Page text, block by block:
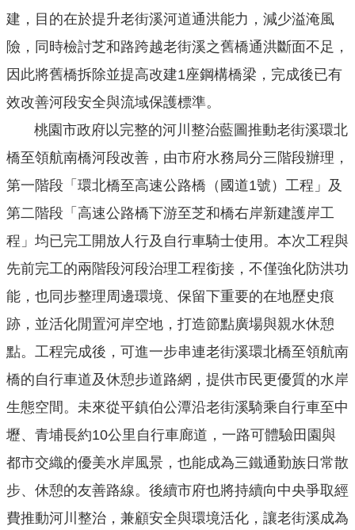
開
山
坡
地
請
案
污
下
水
回
頁
站
導
建，目的在於提升老街溪河道通洪能力，減少溢淹風
險，同時檢討芝和路跨越老街溪之舊橋通洪斷面不足，
因此將舊橋拆除並提高改建1座鋼構橋梁，完成後已有
效改善河段安全與流域保護標準。
桃園市政府以完整的河川整治藍圖推動老街溪環北
橋至領航南橋河段改善，由市府水務局分三階段辦理，
第一階段「環北橋至高速公路橋（國道1號）工程」及
第二階段「高速公路橋下游至芝和橋右岸新建護岸工
程」均已完工開放人行及自行車騎士使用。本次工程與
先前完工的兩階段河段治理工程銜接，不僅強化防洪功
能，也同步整理周邊環境、保留下重要的在地歷史痕
跡，並活化閒置河岸空地，打造節點廣場與親水休憩
點。工程完成後，可進一步串連老街溪環北橋至領航南
橋的自行車道及休憩步道路網，提供市民更優質的水岸
生態空間。未來從平鎮伯公潭沿老街溪騎乘自行車至中
壢、青埔長約10公里自行車廊道，一路可體驗田園與
都市交織的優美水岸風景，也能成為三鐵通勤族日常散
步、休憩的友善路線。後續市府也將持續向中央爭取經
費推動河川整治，兼顧安全與環境活化，讓老街溪成為